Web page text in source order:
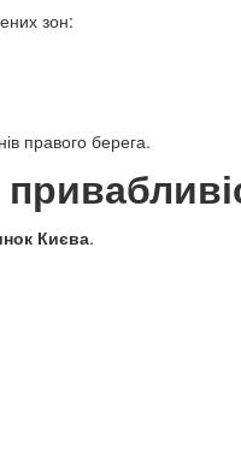
зон:
правого берега.
Києва.